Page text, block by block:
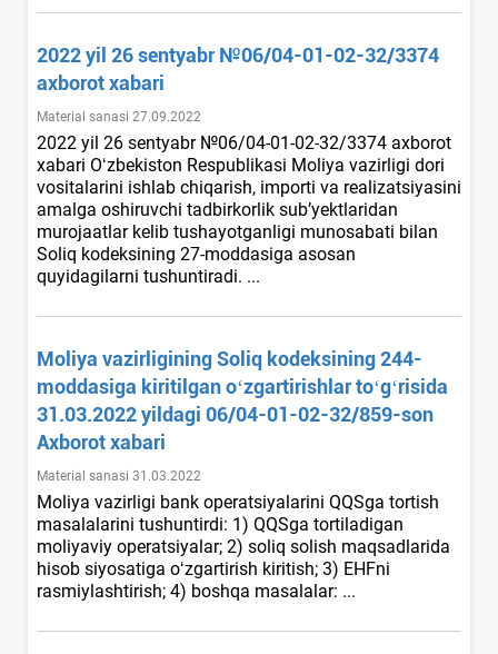
2022 yil 26 sentyabr №06/04-01-02-32/3374
aхborot хabari
Material sanasi 27.09.2022
2022 yil 26 sentyabr №06/04-01-02-32/3374 aхborot
хabari Oʻzbekiston Respublikasi Moliya vazirligi dori
vositalarini ishlab chiqarish, importi va realizatsiyasini
amalga oshiruvchi tadbirkorlik sub’yektlaridan
murojaatlar kelib tushayotganligi munosabati bilan
Soliq kodeksining 27-moddasiga asosan
quyidagilarni tushuntiradi. ...
Moliya vazirligining Soliq kodeksining 244-
moddasiga kiritilgan oʻzgartirishlar toʻgʻrisida
31.03.2022 yildagi 06/04-01-02-32/859-son
Aхborot хabari
Material sanasi 31.03.2022
Moliya vazirligi bank operatsiyalarini QQSga tortish
masalalarini tushuntirdi: 1) QQSga tortiladigan
moliyaviy operatsiyalar; 2) soliq solish maqsadlarida
hisob siyosatiga oʻzgartirish kiritish; 3) EHFni
rasmiylashtirish; 4) boshqa masalalar: ...